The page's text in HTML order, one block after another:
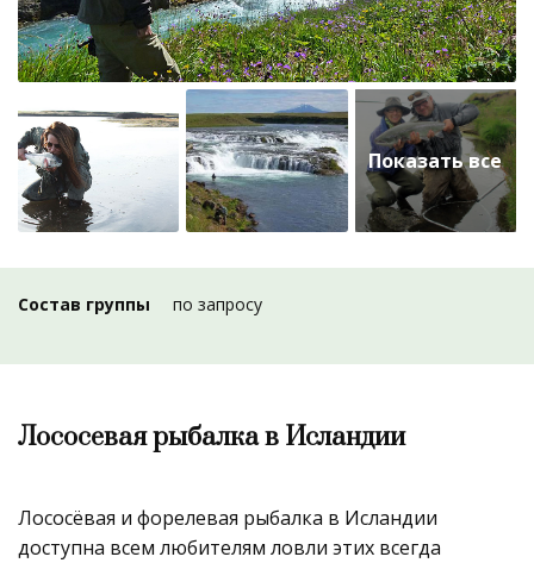
Состав группы по запросу
Лососевая рыбалка в Исландии
Лососёвая и форелевая рыбалка в Исландии
доступна всем любителям ловли этих всегда